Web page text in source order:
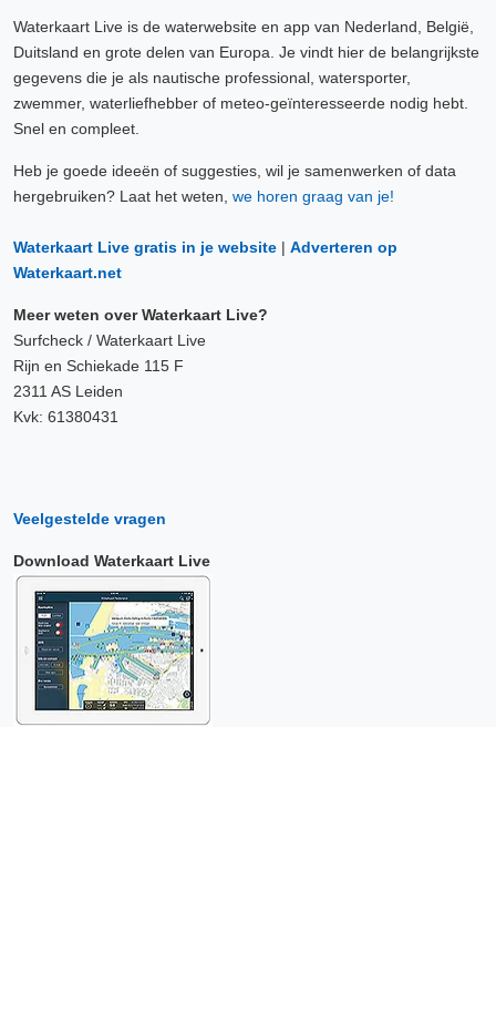
Waterkaart Live is de waterwebsite en app van Nederland, België,
Duitsland en grote delen van Europa. Je vindt hier de belangrijkste
gegevens die je als nautische professional, watersporter,
zwemmer, waterliefhebber of meteo-geïnteresseerde nodig hebt.
Snel en compleet.
Heb je goede ideeën of suggesties, wil je samenwerken of data
hergebruiken? Laat het weten, we horen graag van je!
Waterkaart Live gratis in je website | Adverteren op
Waterkaart.net
Meer weten over Waterkaart Live?
Surfcheck / Waterkaart Live
Rijn en Schiekade 115 F
2311 AS Leiden
Kvk: 61380431
Veelgestelde vragen
Download Waterkaart Live